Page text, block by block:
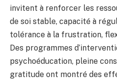
invitent à renforcer les
de soi stable, capacité à
tolérance à la frustration,
Des programmes
psychoéducation, pleine
gratitude ont montré des